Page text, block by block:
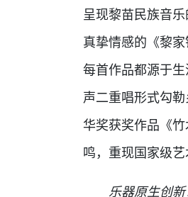
呈现黎苗民族音
真挚情感的《黎
每首作品都源于
声二重唱形式勾
华奖获奖作品《
鸣，重现国家级艺
乐器原生创